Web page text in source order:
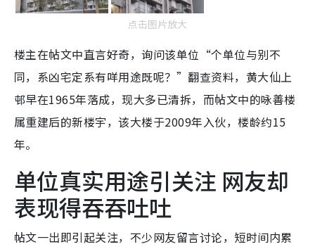
点击图片放大
楼主在帖文中直言好奇，询问该单位“个单位与别不
同，系凶宅定系有咩用途既呢？”翻查资料，黄大仙上
邨早在1965年落成，现大多已清拆，而帖文中的咏善楼
属重建后的新楼宇，该大楼于2009年入伙，楼龄约15
年。
单位真实用途引关注 网友却
表现得吞吞吐吐
帖文一出即引起关注，不少网友留言讨论，短时间内累